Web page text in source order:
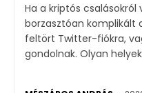
Ha a kriptós
borzasztóan komplikált
feltört Twitter-fiókra,
gondolnak. Olyan